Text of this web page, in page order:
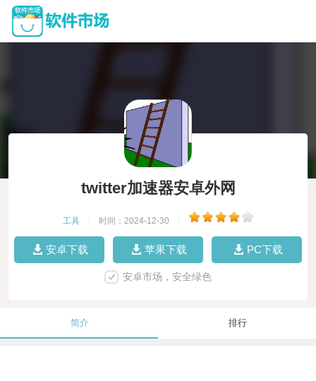
twitter加速器安卓外网
工具 时间：2024-12-30
安卓下载 苹果下载 PC下载
安卓市场，安全绿色
简介 排行